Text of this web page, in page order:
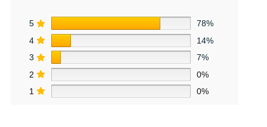
5
78%
4
14%
3
7%
2
0%
1
0%